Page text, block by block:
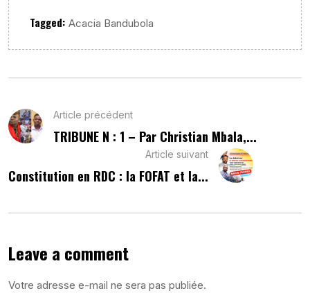
Tagged: Acacia Bandubola
Article précédent
TRIBUNE N : 1 – Par Christian Mbala,...
Article suivant
Constitution en RDC : la FOFAT et la...
Leave a comment
Votre adresse e-mail ne sera pas publiée.